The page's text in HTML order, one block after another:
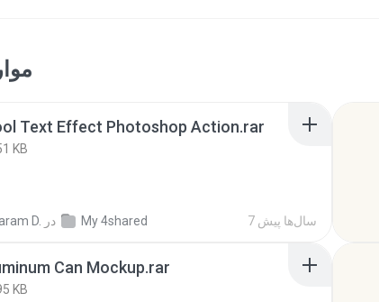
Text Effect Photoshop Action.rar
KB
aram D. در My 4shared 7 سال‌ها پیش
Can Mockup.rar
KB